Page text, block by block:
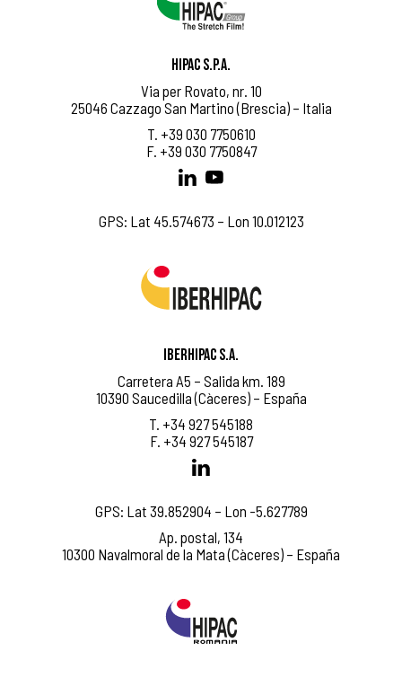
HIPAC S.p.A.
Via per Rovato, nr. 10
25046 Cazzago San Martino (Brescia) – Italia
T. +39 030 7750610
F. +39 030 7750847
GPS: Lat 45.574673 – Lon 10.012123
IBERHIPAC S.A.
Carretera A5 – Salida km. 189
10390 Saucedilla (Càceres) – España
T. +34 927 545188
F. +34 927 545187
GPS: Lat 39.852904 – Lon -5.627789
Ap. postal, 134
10300 Navalmoral de la Mata (Càceres) – España